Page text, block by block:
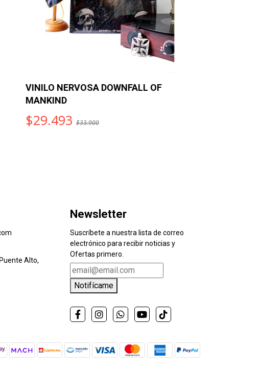
VINILO NERVOSA DOWNFALL OF
MANKIND
$29.493 $33.900
Alto,
Newsletter
Suscríbete a nuestra lista de correo
electrónico para recibir noticias y
Ofertas primero.
Notifícame